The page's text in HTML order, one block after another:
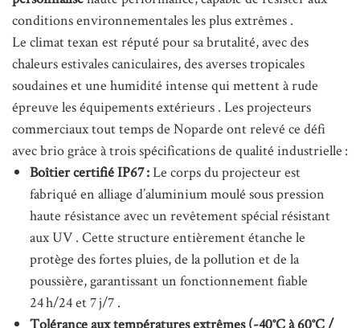
conditions environnementales les plus extrêmes .
Le climat texan est réputé pour sa brutalité, avec des
chaleurs estivales caniculaires, des averses tropicales
soudaines et une humidité intense qui mettent à rude
épreuve les équipements extérieurs . Les projecteurs
commerciaux tout temps de Noparde ont relevé ce défi
avec brio grâce à trois spécifications de qualité industrielle :
Boîtier certifié IP67 :Le corps du projecteur est
fabriqué en alliage d’aluminium moulé sous pression
haute résistance avec un revêtement spécial résistant
aux UV . Cette structure entièrement étanche le
protège des fortes pluies, de la pollution et de la
poussière, garantissant un fonctionnement fiable
24 h/24 et 7 j/7 .
Tolérance aux températures extrêmes (-40°C à 60°C /